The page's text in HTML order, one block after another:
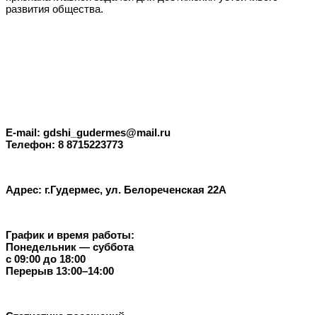
развития общества.
E-mail: gdshi_gudermes@mail.ru
Телефон: 8 8715223773
Адрес: г.Гудермес, ул. Белореченская 22А
График и время работы:
Понедельник — суббота
с 09:00 до 18:00
Перерыв 13:00–14:00